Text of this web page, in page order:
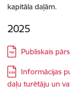
kapitāla daļām.
2025
Lejupielādēt:
Publiskais
Lejupielādēt:
Informācijas
daļu turētāju un